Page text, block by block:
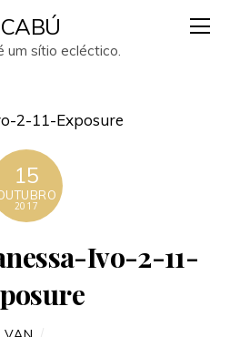
um sítio ecléctico.
15
2017
Ivo-2-11-